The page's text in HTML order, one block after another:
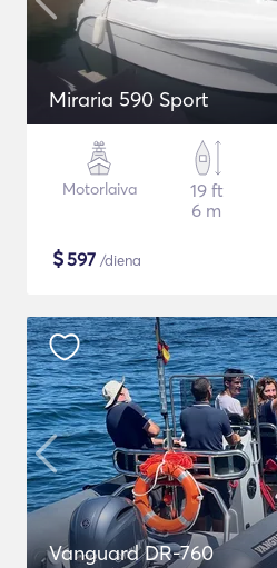
Miraria 590 Sport
Motorlaiva
19 ft
6 m
$597 /diena
Vanguard DR-760